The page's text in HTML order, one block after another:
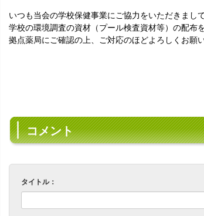
いつも当会の学校保健事業にご協力をいただきまし
学校の環境調査の資材（プール検査資材等）の配布
拠点薬局にご確認の上、ご対応のほどよろしくお願い
コメント
タイトル：